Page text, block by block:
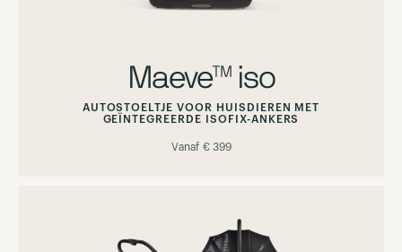
Maeve™ iso
AUTOSTOELTJE VOOR HUISDIEREN MET
GEÏNTEGREERDE ISOFIX-ANKERS
Vanaf € 399